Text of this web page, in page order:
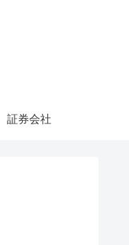
証券会社